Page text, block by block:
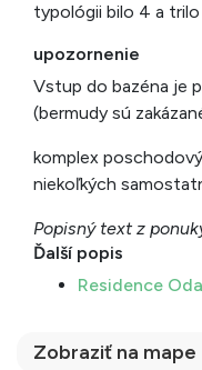
typológii bilo 4 a
upozornenie
Vstup do bazéna je
(bermudy sú
komplex
niekoľkých
Popisný text z
Ďalší popis
Residence
Zobraziť na mape